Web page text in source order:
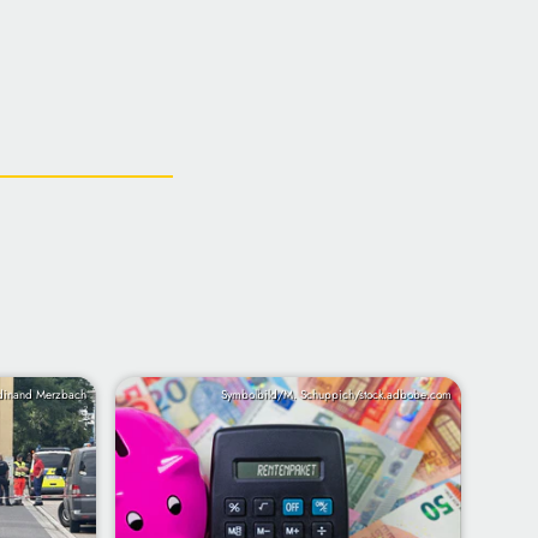
Merzbach Symbolbild/M. Schuppich/stock.adbobe.com